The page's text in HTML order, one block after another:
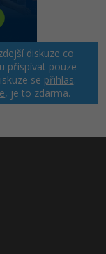
diskuze co
přispívat pouze
se přihlas.
, je to zdarma.